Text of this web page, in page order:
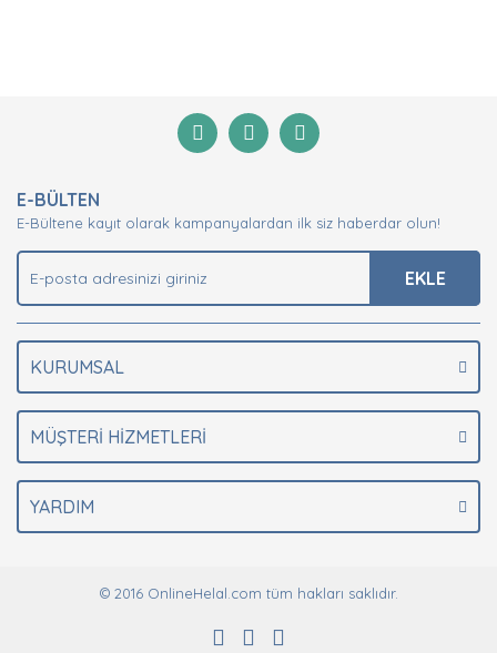
Yorum Yaz
Görüş ve önerileriniz için teşekkür ederiz.
Ürün açıklamasında eksik bilgiler bulunuyor.
Ürün bilgilerinde hatalar bulunuyor.
E-BÜLTEN
E-Bültene kayıt olarak kampanyalardan ilk siz haberdar olun!
EKLE
KURUMSAL
MÜŞTERİ HİZMETLERİ
YARDIM
© 2016 OnlineHelal.com tüm hakları saklıdır.